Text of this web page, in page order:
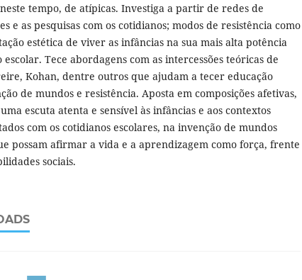
tempo, de atípicas. Investiga a partir de redes de
e as pesquisas com os cotidianos; modos de resistência como
estética de viver as infâncias na sua mais alta potência
Tece abordagens com as intercessões teóricas de
Kohan, dentre outros que ajudam a tecer educação
de mundos e resistência. Aposta em composições afetivas,
escuta atenta e sensível às infâncias e aos contextos
com os cotidianos escolares, na invenção de mundos
possam afirmar a vida e a aprendizagem como força, frente
sociais.